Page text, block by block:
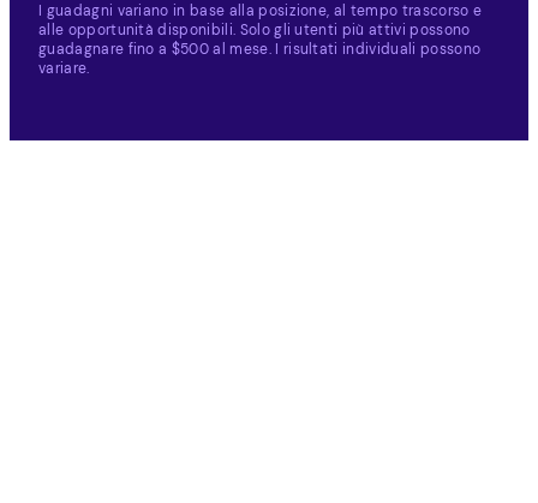
I guadagni variano in base alla posizione, al tempo trascorso e
alle opportunità disponibili. Solo gli utenti più attivi possono
guadagnare fino a $500 al mese. I risultati individuali possono
variare.